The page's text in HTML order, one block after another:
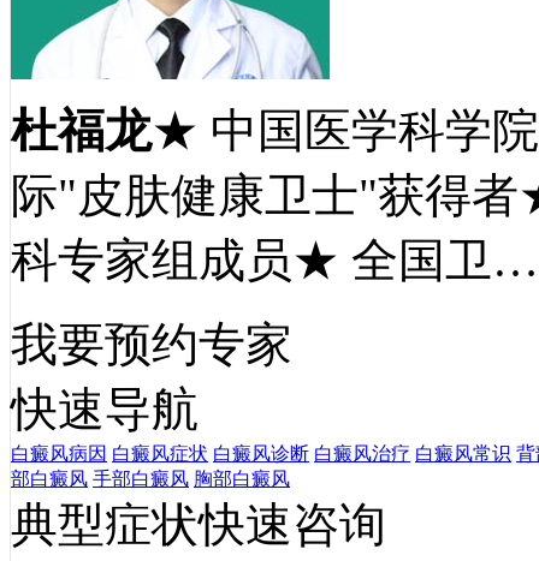
杜福龙★ 中国医学科学
际"皮肤健康卫士"获得
科专家组成员★ 全国卫
我要预约专家
快速导航
白癜风病因 白癜风症状 白癜风诊断 白癜风治疗 白癜风常识 背
部白癜风 手部白癜风 胸部白癜风
典型症状快速咨询